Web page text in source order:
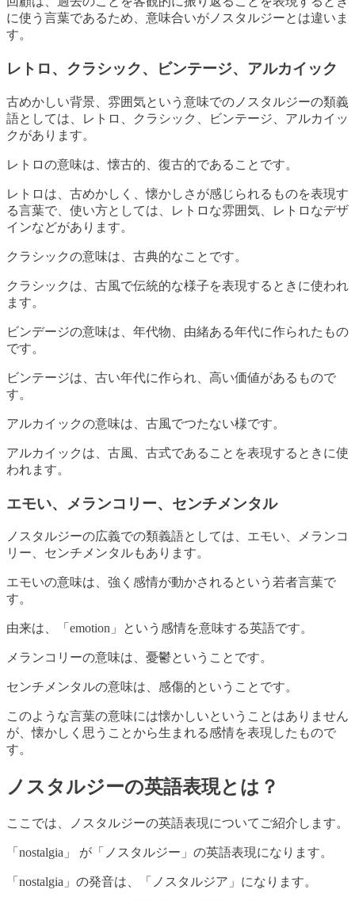
に使う言葉であるため、意味合いがノスタルジーとは違いま
す。
レトロ、クラシック、ビンテージ、アルカイック
古めかしい背景、雰囲気という意味でのノスタルジーの類義
語としては、レトロ、クラシック、ビンテージ、アルカイッ
クがあります。
レトロの意味は、懐古的、復古的であることです。
レトロは、古めかしく、懐かしさが感じられるものを表現す
る言葉で、使い方としては、レトロな雰囲気、レトロなデザ
インなどがあります。
クラシックの意味は、古典的なことです。
クラシックは、古風で伝統的な様子を表現するときに使われ
ます。
ビンデージの意味は、年代物、由緒ある年代に作られたもの
です。
ビンテージは、古い年代に作られ、高い価値があるもので
す。
アルカイックの意味は、古風でつたない様です。
アルカイックは、古風、古式であることを表現するときに使
われます。
エモい、メランコリー、センチメンタル
ノスタルジーの広義での類義語としては、エモい、メランコ
リー、センチメンタルもあります。
エモいの意味は、強く感情が動かされるという若者言葉で
す。
由来は、「emotion」という感情を意味する英語です。
メランコリーの意味は、憂鬱ということです。
センチメンタルの意味は、感傷的ということです。
このような言葉の意味には懐かしいということはありません
が、懐かしく思うことから生まれる感情を表現したもので
す。
ノスタルジーの英語表現とは？
ここでは、ノスタルジーの英語表現についてご紹介します。
「nostalgia」 が「ノスタルジー」の英語表現になります。
「nostalgia」の発音は、「ノスタルジア」になります。